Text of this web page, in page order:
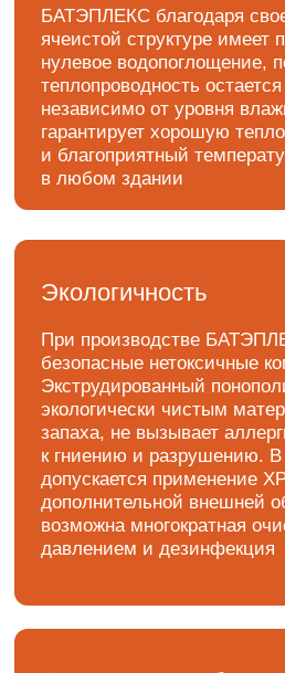
к гниению и разрушению. В
допускается применение ХРS
дополнительной внешней
возможна многократная очистка
давлением и дезинфекция
Наличие канавок по всей
температурным режимом,
и в холод. Работа с данным
не требует особых навыков и
возможность монтажа
силами. Плиты легко
(хорошо режутся с
обычного ножа) и чрезвычайно
в монтаже благодаря форме
Высокий показатель прочности
применять БАТЭПЛЕКС в